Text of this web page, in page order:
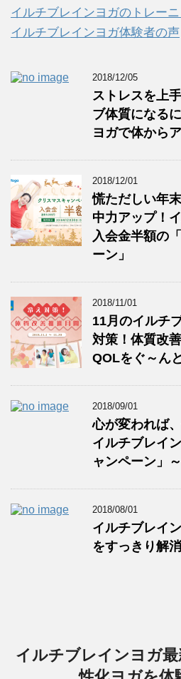
イルチブレインヨガのトレー
イルチブレインヨガ体験者の声
2018/12/05
ストレスを上
ブ体質になる
ヨガで体から
2018/12/01
慌ただしい年
中力アップ！
入会金半額の
ーン」
2018/11/01
11月のイルチ
対策！体質改
QOLをぐ～ん
2018/09/01
心が変われば
イルチブレイ
ャンペーン」
2018/08/01
イルチブレイ
をすっきり解消
イルチブレインヨガ